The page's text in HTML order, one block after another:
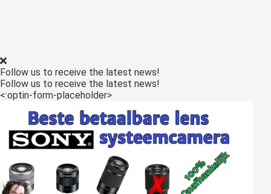
Follow us to receive the latest news!
Follow us to receive the latest news!
<:optin-form-placeholder>